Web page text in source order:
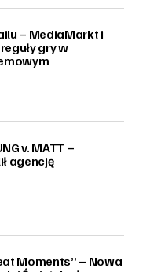
– MediaMarkt i
gry w
v. MATT –
agencję
Moments” – Nowa